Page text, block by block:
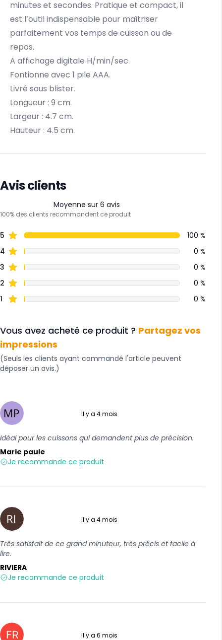
minutes et secondes. Pratique et compact, il
est l’outil indispensable pour maîtriser
parfaitement vos temps de cuisson ou de
repos.
A affichage digitale H/min/sec.
Fontionne avec 1 pile AAA.
Livré sous blister.
Longueur : 9 cm.
Largeur : 4.7 cm.
Hauteur : 4.5 cm.
Avis clients
Moyenne sur 6 avis
100% des clients recommandent ce produit
5
100 %
4
0 %
3
0 %
2
0 %
1
0 %
Vous avez acheté ce produit ? Partagez vos
impressions
(Seuls les clients ayant commandé l'article peuvent
déposer un avis.)
Il y a 4 mois
Idéal pour les cuissons qui demandent plus de précision.
Marie paule
Je recommande ce produit
Il y a 4 mois
Très satisfait de ce grand minuteur, très précis et facile à
lire.
RIVIERA
Je recommande ce produit
Il y a 6 mois